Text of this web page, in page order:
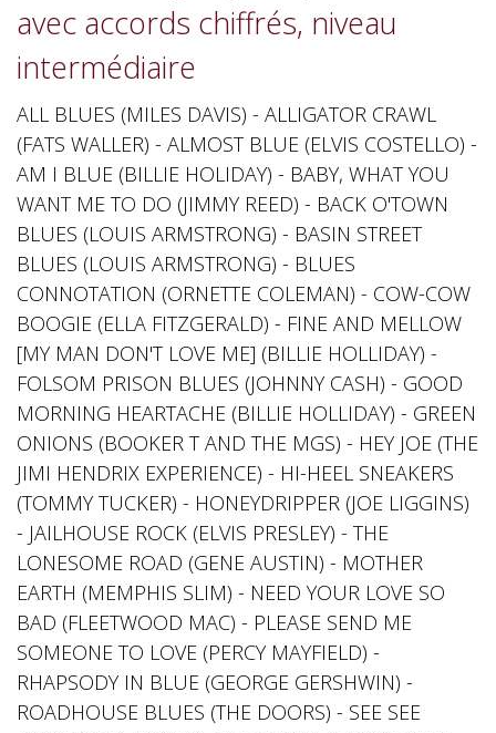
avec accords chiffrés, niveau
intermédiaire
ALL BLUES (MILES DAVIS) - ALLIGATOR CRAWL
(FATS WALLER) - ALMOST BLUE (ELVIS COSTELLO) -
AM I BLUE (BILLIE HOLIDAY) - BABY, WHAT YOU
WANT ME TO DO (JIMMY REED) - BACK O'TOWN
BLUES (LOUIS ARMSTRONG) - BASIN STREET
BLUES (LOUIS ARMSTRONG) - BLUES
CONNOTATION (ORNETTE COLEMAN) - COW-COW
BOOGIE (ELLA FITZGERALD) - FINE AND MELLOW
[MY MAN DON'T LOVE ME] (BILLIE HOLLIDAY) -
FOLSOM PRISON BLUES (JOHNNY CASH) - GOOD
MORNING HEARTACHE (BILLIE HOLLIDAY) - GREEN
ONIONS (BOOKER T AND THE MGS) - HEY JOE (THE
JIMI HENDRIX EXPERIENCE) - HI-HEEL SNEAKERS
(TOMMY TUCKER) - HONEYDRIPPER (JOE LIGGINS)
- JAILHOUSE ROCK (ELVIS PRESLEY) - THE
LONESOME ROAD (GENE AUSTIN) - MOTHER
EARTH (MEMPHIS SLIM) - NEED YOUR LOVE SO
BAD (FLEETWOOD MAC) - PLEASE SEND ME
SOMEONE TO LOVE (PERCY MAYFIELD) -
RHAPSODY IN BLUE (GEORGE GERSHWIN) -
ROADHOUSE BLUES (THE DOORS) - SEE SEE